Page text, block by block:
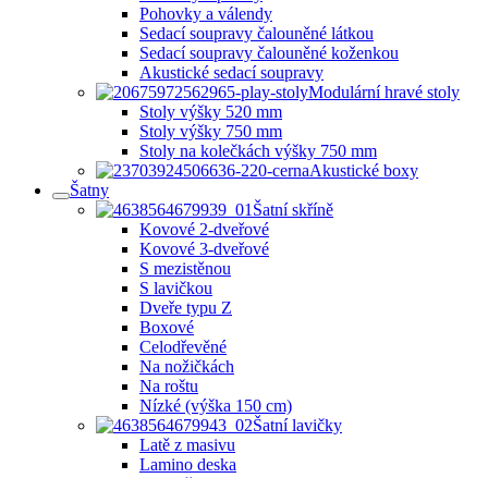
Pohovky a válendy
Sedací soupravy čalouněné látkou
Sedací soupravy čalouněné koženkou
Akustické sedací soupravy
Modulární hravé stoly
Stoly výšky 520 mm
Stoly výšky 750 mm
Stoly na kolečkách výšky 750 mm
Akustické boxy
Šatny
Šatní skříně
Kovové 2-dveřové
Kovové 3-dveřové
S mezistěnou
S lavičkou
Dveře typu Z
Boxové
Celodřevěné
Na nožičkách
Na roštu
Nízké (výška 150 cm)
Šatní lavičky
Latě z masivu
Lamino deska